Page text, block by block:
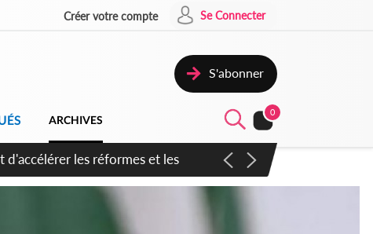
Créer votre compte Se Connecter
S'abonner
ARCHIVES
0
s'en inspirer pour accélérer le